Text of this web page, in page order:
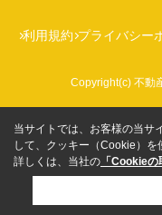
利用規約 プライバシー
Copyright(c) 不動
当サイトでは、お客様の当サ
して、クッキー（Cookie）を
詳しくは、当社の 「Cookieの